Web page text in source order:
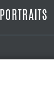
PORTRAITS